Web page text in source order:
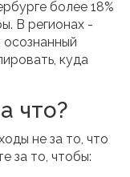
более 18%
В регионах -
куда
что?
не за то, что
за то, чтобы: